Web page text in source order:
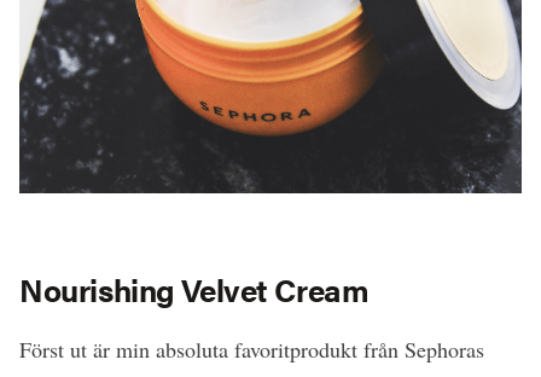
Nourishing Velvet Cream
Först ut är min absoluta favoritprodukt från Sephoras